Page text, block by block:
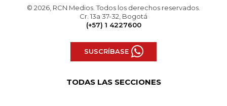
© 2026, RCN Medios. Todos los derechos reservados.
Cr. 13a 37-32, Bogotá
(+57) 1 4227600
SUSCRÍBASE
TODAS LAS SECCIONES